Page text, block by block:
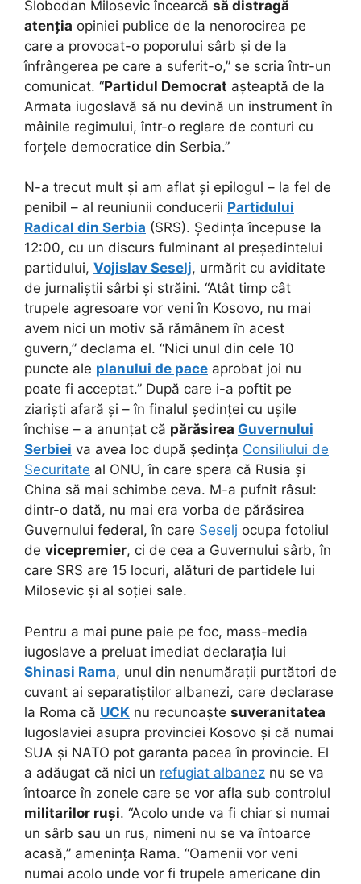
Slobodan Milosevic încearcă să distragă
atenția opiniei publice de la nenorocirea pe
care a provocat-o poporului sârb și de la
înfrângerea pe care a suferit-o,” se scria într-un
comunicat. “Partidul Democrat așteaptă de la
Armata iugoslavă să nu devină un instrument în
mâinile regimului, într-o reglare de conturi cu
forțele democratice din Serbia.”
N-a trecut mult și am aflat și epilogul – la fel de
penibil – al reuniunii conducerii Partidului
Radical din Serbia (SRS). Ședința începuse la
12:00, cu un discurs fulminant al președintelui
partidului, Vojislav Seselj, urmărit cu aviditate
de jurnaliștii sârbi și străini. “Atât timp cât
trupele agresoare vor veni în Kosovo, nu mai
avem nici un motiv să rămânem în acest
guvern,” declama el. “Nici unul din cele 10
puncte ale planului de pace aprobat joi nu
poate fi acceptat.” După care i-a poftit pe
ziariști afară și – în finalul ședinței cu ușile
închise – a anunțat că părăsirea Guvernului
Serbiei va avea loc după ședința Consiliului de
Securitate al ONU, în care spera că Rusia și
China să mai schimbe ceva. M-a pufnit râsul:
dintr-o dată, nu mai era vorba de părăsirea
Guvernului federal, în care Seselj ocupa fotoliul
de vicepremier, ci de cea a Guvernului sârb, în
care SRS are 15 locuri, alături de partidele lui
Milosevic și al soției sale.
Pentru a mai pune paie pe foc, mass-media
iugoslave a preluat imediat declarația lui
Shinasi Rama, unul din nenumărații purtători de
cuvant ai separatiștilor albanezi, care declarase
la Roma că UCK nu recunoaște suveranitatea
Iugoslaviei asupra provinciei Kosovo și că numai
SUA și NATO pot garanta pacea în provincie. El
a adăugat că nici un refugiat albanez nu se va
întoarce în zonele care se vor afla sub controlul
militarilor ruși. “Acolo unde va fi chiar si numai
un sârb sau un rus, nimeni nu se va întoarce
acasă,” amenința Rama. “Oamenii vor veni
numai acolo unde vor fi trupele americane din